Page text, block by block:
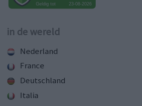
in de wereld
Nederland
France
Deutschland
Italia